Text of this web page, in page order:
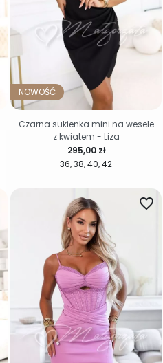
NOWOŚĆ
36 38 40 42
Cena
295,00 zł
Czarna sukienka mini na wesele
z kwiatem - Liza
favorite_border